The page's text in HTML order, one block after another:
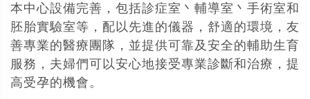
本中心設備完善，包括診症室丶輔導室丶手術室和
胚胎實驗室等，配以先進的儀器，舒適的環境，友
善專業的醫療團隊，並提供可靠及安全的輔助生育
服務，夫婦們可以安心地接受專業診斷和治療，提
高受孕的機會。